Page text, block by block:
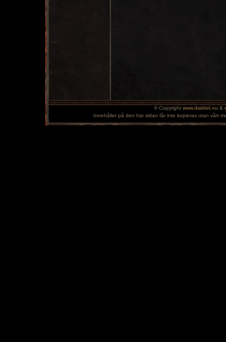
© Copyright www.diabloii.nu &
Innehållet på den här sidan får inte kopieras utan vårt